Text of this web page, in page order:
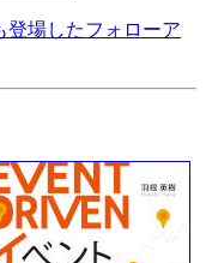
登場したフォローア